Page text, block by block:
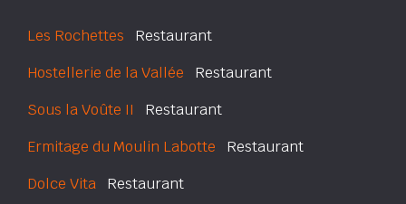
Les Rochettes Restaurant
Hostellerie de la Vallée Restaurant
Sous la Voûte II Restaurant
Ermitage du Moulin Labotte Restaurant
Dolce Vita Restaurant